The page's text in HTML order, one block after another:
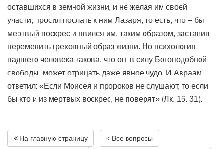
оставшихся в земной жизни, и не желая им своей
участи, просил послать к ним Лазаря, то есть, что – бы
мертвый воскрес и явился им, таким образом, заставив
переменить греховный образ жизни. Но психология
падшего человека такова, что он, в силу Богоподобной
свободы, может отрицать даже явное чудо. И Авраам
ответил: «Если Моисея и пророков не слушают, то если
бы кто и из мертвых воскрес, не поверят» (Лк. 16. 31).
На главную страницу < Все вопросы